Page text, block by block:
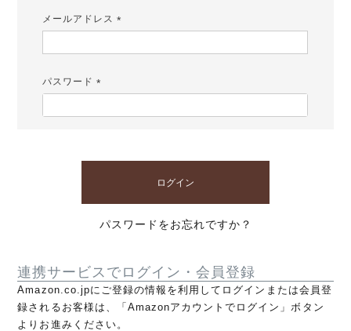
メールアドレス
パスワード
ログイン
パスワードをお忘れですか？
連携サービスでログイン・会員登録
Amazon.co.jpにご登録の情報を利用してログインまたは会員登
録されるお客様は、「Amazonアカウントでログイン」ボタン
よりお進みください。